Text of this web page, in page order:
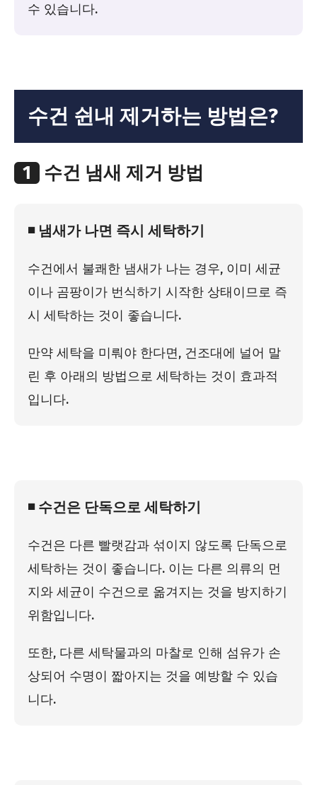
수 있습니다.
수건 쉰내 제거하는 방법은?
1 수건 냄새 제거 방법
◾ 냄새가 나면 즉시 세탁하기
수건에서 불쾌한 냄새가 나는 경우, 이미 세균
이나 곰팡이가 번식하기 시작한 상태이므로 즉
시 세탁하는 것이 좋습니다.
만약 세탁을 미뤄야 한다면, 건조대에 널어 말
린 후 아래의 방법으로 세탁하는 것이 효과적
입니다.
◾ 수건은 단독으로 세탁하기
수건은 다른 빨랫감과 섞이지 않도록 단독으로
세탁하는 것이 좋습니다. 이는 다른 의류의 먼
지와 세균이 수건으로 옮겨지는 것을 방지하기
위함입니다.
또한, 다른 세탁물과의 마찰로 인해 섬유가 손
상되어 수명이 짧아지는 것을 예방할 수 있습
니다.